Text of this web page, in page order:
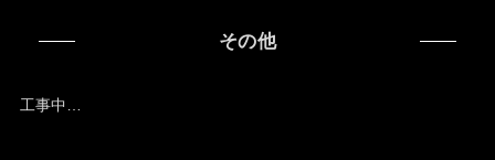
その他
工事中…